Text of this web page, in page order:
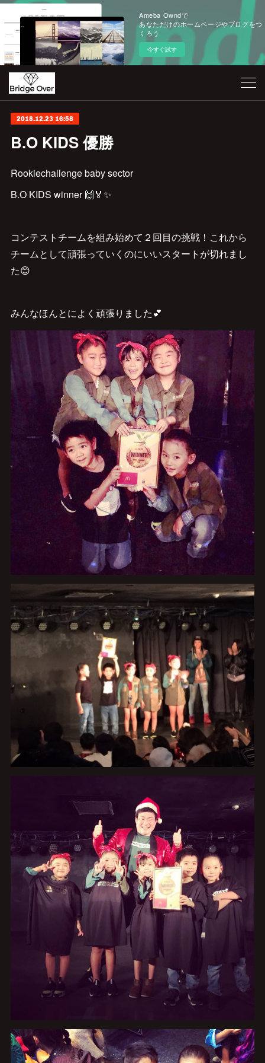
Ameba Owndで
あなただけのホームページやブログをつ
くろう
今すぐ試す
2018.12.23 16:58
B.O KIDS 優勝
Rookiechallenge baby sector
B.O KIDS winner 🙌🏅✨
コンテストチームを組み始めて２回目の挑戦！これから
チームとして頑張っていくのにいいスタートが切れまし
た😊
みんなほんとによく頑張りました💕